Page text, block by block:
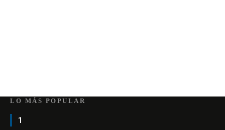
LO MÁS POPULAR
1